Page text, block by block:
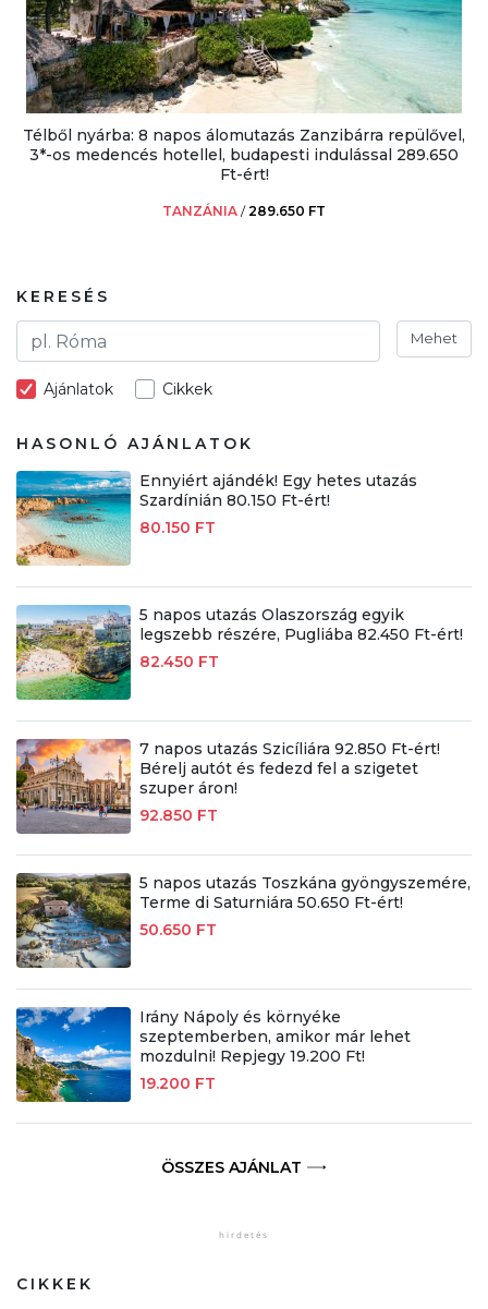
Télből nyárba: 8 napos álomutazás Zanzibárra repülővel,
3*-os medencés hotellel, budapesti indulással 289.650
Ft-ért!
TANZÁNIA /289.650 FT
KERESÉS
Mehet
Ajánlatok Cikkek
HASONLÓ AJÁNLATOK
Ennyiért ajándék! Egy hetes utazás
Szardínián 80.150 Ft-ért!
80.150 FT
5 napos utazás Olaszország egyik
legszebb részére, Pugliába 82.450 Ft-ért!
82.450 FT
7 napos utazás Szicíliára 92.850 Ft-ért!
Bérelj autót és fedezd fel a szigetet
szuper áron!
92.850 FT
5 napos utazás Toszkána gyöngyszemére,
Terme di Saturniára 50.650 Ft-ért!
50.650 FT
Irány Nápoly és környéke
szeptemberben, amikor már lehet
mozdulni! Repjegy 19.200 Ft!
19.200 FT
ÖSSZES AJÁNLAT
CIKKEK